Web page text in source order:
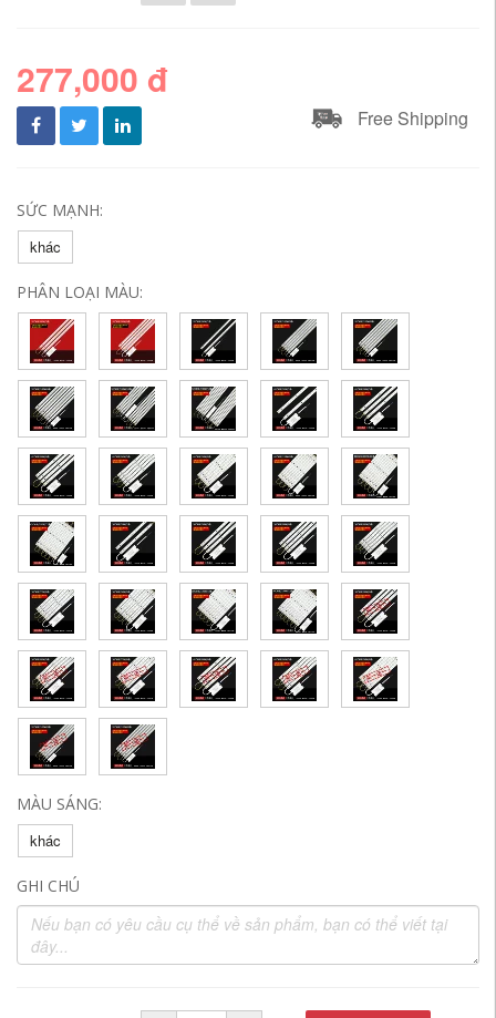
277,000 đ
Free Shipping
SỨC MẠNH:
khác
PHÂN LOẠI MÀU:
MÀU SÁNG:
khác
GHI CHÚ